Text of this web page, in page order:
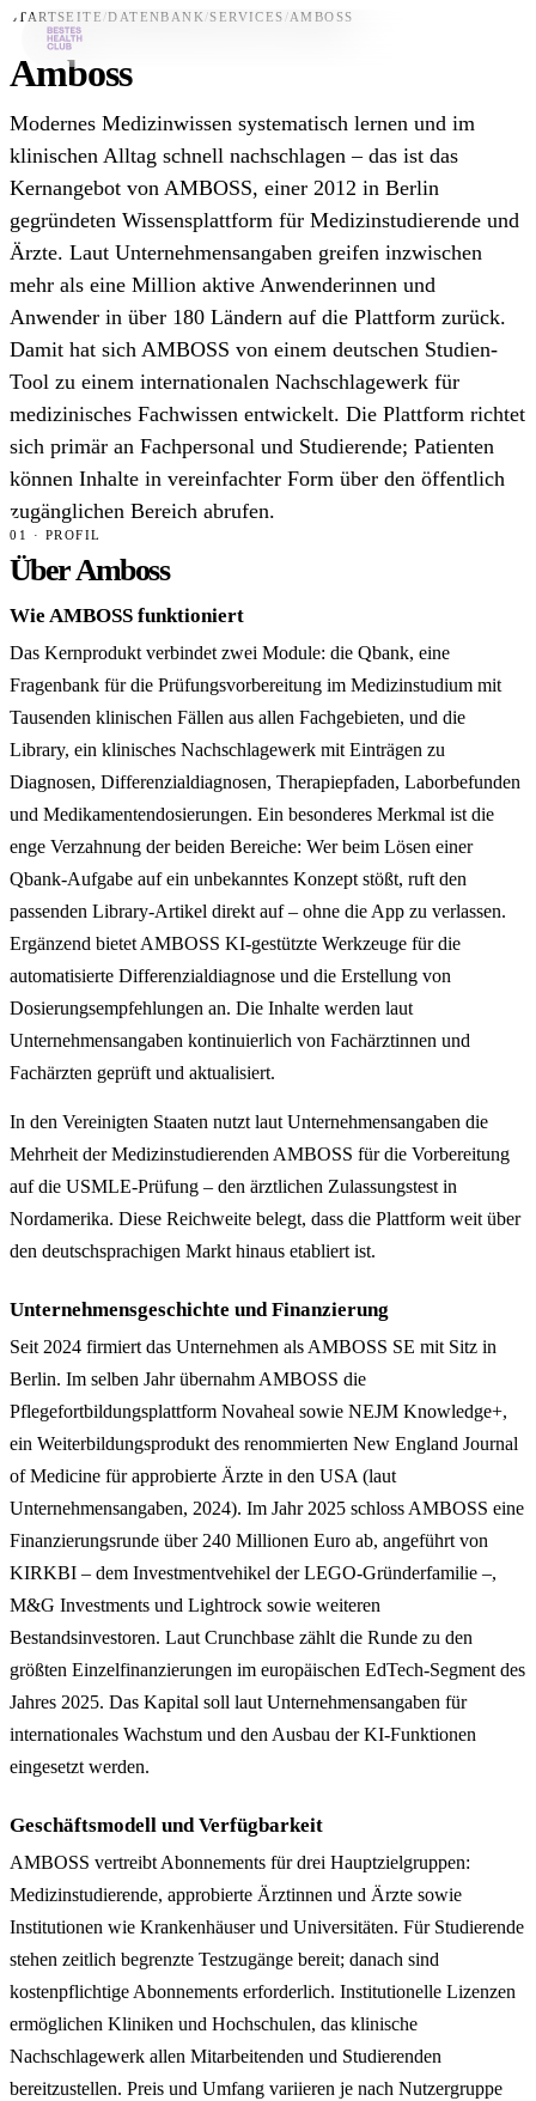
Datenbank
News
Für Unternehmen
STARTSEITE /DATENBANK /SERVICES /AMBOSS
Amboss
Modernes Medizinwissen systematisch lernen und im
klinischen Alltag schnell nachschlagen – das ist das
Kernangebot von AMBOSS, einer 2012 in Berlin
gegründeten Wissensplattform für Medizinstudierende und
Ärzte. Laut Unternehmensangaben greifen inzwischen
mehr als eine Million aktive Anwenderinnen und
Anwender in über 180 Ländern auf die Plattform zurück.
Damit hat sich AMBOSS von einem deutschen Studien-
Tool zu einem internationalen Nachschlagewerk für
medizinisches Fachwissen entwickelt. Die Plattform richtet
sich primär an Fachpersonal und Studierende; Patienten
können Inhalte in vereinfachter Form über den öffentlich
zugänglichen Bereich abrufen.
01 · PROFIL
Über Amboss
Wie AMBOSS funktioniert
Das Kernprodukt verbindet zwei Module: die Qbank, eine
Fragenbank für die Prüfungsvorbereitung im Medizinstudium mit
Tausenden klinischen Fällen aus allen Fachgebieten, und die
Library, ein klinisches Nachschlagewerk mit Einträgen zu
Diagnosen, Differenzialdiagnosen, Therapiepfaden, Laborbefunden
und Medikamentendosierungen. Ein besonderes Merkmal ist die
enge Verzahnung der beiden Bereiche: Wer beim Lösen einer
Qbank-Aufgabe auf ein unbekanntes Konzept stößt, ruft den
passenden Library-Artikel direkt auf – ohne die App zu verlassen.
Ergänzend bietet AMBOSS KI-gestützte Werkzeuge für die
automatisierte Differenzialdiagnose und die Erstellung von
Dosierungsempfehlungen an. Die Inhalte werden laut
Unternehmensangaben kontinuierlich von Fachärztinnen und
Fachärzten geprüft und aktualisiert.
In den Vereinigten Staaten nutzt laut Unternehmensangaben die
Mehrheit der Medizinstudierenden AMBOSS für die Vorbereitung
auf die USMLE-Prüfung – den ärztlichen Zulassungstest in
Nordamerika. Diese Reichweite belegt, dass die Plattform weit über
den deutschsprachigen Markt hinaus etabliert ist.
Unternehmensgeschichte und Finanzierung
Seit 2024 firmiert das Unternehmen als AMBOSS SE mit Sitz in
Berlin. Im selben Jahr übernahm AMBOSS die
Pflegefortbildungsplattform Novaheal sowie NEJM Knowledge+,
ein Weiterbildungsprodukt des renommierten New England Journal
of Medicine für approbierte Ärzte in den USA (laut
Unternehmensangaben, 2024). Im Jahr 2025 schloss AMBOSS eine
Finanzierungsrunde über 240 Millionen Euro ab, angeführt von
KIRKBI – dem Investmentvehikel der LEGO-Gründerfamilie –,
M&G Investments und Lightrock sowie weiteren
Bestandsinvestoren. Laut Crunchbase zählt die Runde zu den
größten Einzelfinanzierungen im europäischen EdTech-Segment des
Jahres 2025. Das Kapital soll laut Unternehmensangaben für
internationales Wachstum und den Ausbau der KI-Funktionen
eingesetzt werden.
Geschäftsmodell und Verfügbarkeit
AMBOSS vertreibt Abonnements für drei Hauptzielgruppen:
Medizinstudierende, approbierte Ärztinnen und Ärzte sowie
Institutionen wie Krankenhäuser und Universitäten. Für Studierende
stehen zeitlich begrenzte Testzugänge bereit; danach sind
kostenpflichtige Abonnements erforderlich. Institutionelle Lizenzen
ermöglichen Kliniken und Hochschulen, das klinische
Nachschlagewerk allen Mitarbeitenden und Studierenden
bereitzustellen. Preis und Umfang variieren je nach Nutzergruppe